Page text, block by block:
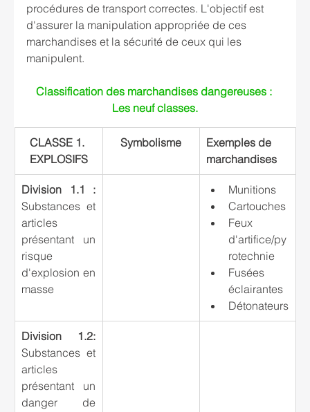
procédures de transport correctes. L'objectif est
d'assurer la manipulation appropriée de ces
marchandises et la sécurité de ceux qui les
manipulent.
Classification des marchandises dangereuses :
Les neuf classes.
CLASSE 1.
EXPLOSIFS
Symbolisme
Exemples de
marchandises
Division 1.1 :
Substances et
articles
présentant un
risque
d'explosion en
masse
Munitions
Cartouches
Feux
d'artifice/py
rotechnie
Fusées
éclairantes
Détonateurs
Substances et
articles
présentant un
danger de